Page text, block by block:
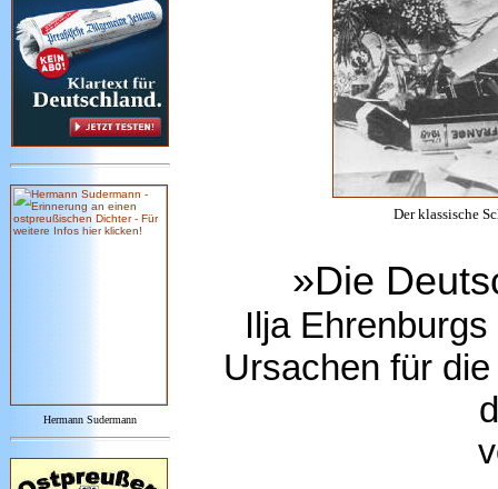
Hermann Sudermann
Der klassische
»Die
Ilja
Ursachen für